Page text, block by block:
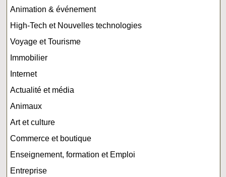
Animation & événement
High-Tech et Nouvelles technologies
Voyage et Tourisme
Immobilier
Internet
Actualité et média
Animaux
Art et culture
Commerce et boutique
Enseignement, formation et Emploi
Entreprise